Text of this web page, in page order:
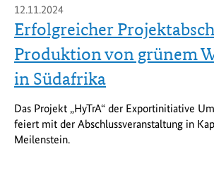
12.11.2024
Erfolgreicher
Produktion von grünem
in Südafrika
Das Projekt „HyTrA“ der Exportinitiative
feiert mit der Abschlussveranstaltung in
Meilenstein.